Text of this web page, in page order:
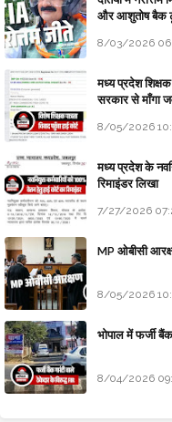
और आशुतोष बैक
8/03/2026
मध्य प्रदेश शिक्षक
सरकार से माँगा
8/05/2026
मध्य प्रदेश के
रिमाइंडर लिखा
7/27/2026
MP ओबीसी
8/05/2026
भोपाल में फर्जी
8/04/2026